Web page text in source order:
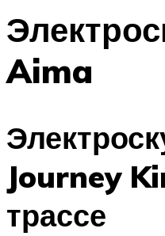
Aima
Journey
трассе